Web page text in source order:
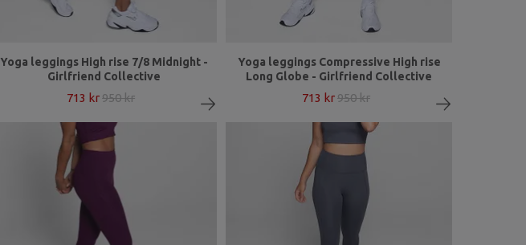
Yoga leggings High rise 7/8 Midnight -
Girlfriend Collective
713 kr950 kr
Yoga leggings Compressive High rise
Long Globe - Girlfriend Collective
713 kr950 kr